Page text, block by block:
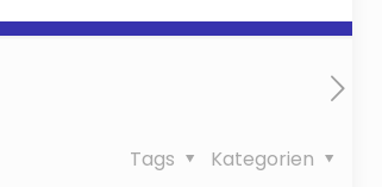
Kategorien
Tags